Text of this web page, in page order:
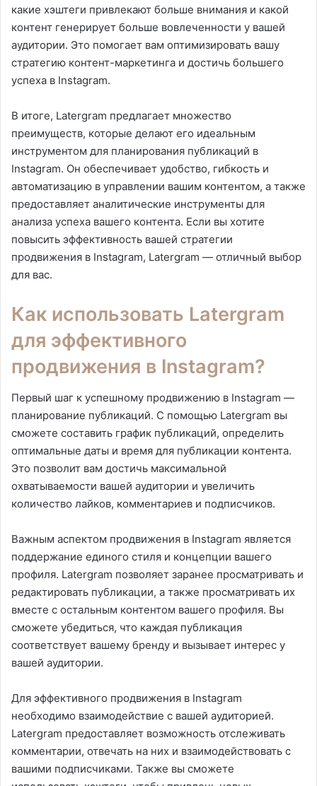
какие хэштеги привлекают больше внимания и какой
контент генерирует больше вовлеченности у вашей
аудитории. Это помогает вам оптимизировать вашу
стратегию контент-маркетинга и достичь большего
успеха в Instagram.
В итоге, Latergram предлагает множество
преимуществ, которые делают его идеальным
инструментом для планирования публикаций в
Instagram. Он обеспечивает удобство, гибкость и
автоматизацию в управлении вашим контентом, а также
предоставляет аналитические инструменты для
анализа успеха вашего контента. Если вы хотите
повысить эффективность вашей стратегии
продвижения в Instagram, Latergram — отличный выбор
для вас.
Как использовать Latergram
для эффективного
продвижения в Instagram?
Первый шаг к успешному продвижению в Instagram —
планирование публикаций. С помощью Latergram вы
сможете составить график публикаций, определить
оптимальные даты и время для публикации контента.
Это позволит вам достичь максимальной
охватываемости вашей аудитории и увеличить
количество лайков, комментариев и подписчиков.
Важным аспектом продвижения в Instagram является
поддержание единого стиля и концепции вашего
профиля. Latergram позволяет заранее просматривать и
редактировать публикации, а также просматривать их
вместе с остальным контентом вашего профиля. Вы
сможете убедиться, что каждая публикация
соответствует вашему бренду и вызывает интерес у
вашей аудитории.
Для эффективного продвижения в Instagram
необходимо взаимодействие с вашей аудиторией.
Latergram предоставляет возможность отслеживать
комментарии, отвечать на них и взаимодействовать с
вашими подписчиками. Также вы сможете